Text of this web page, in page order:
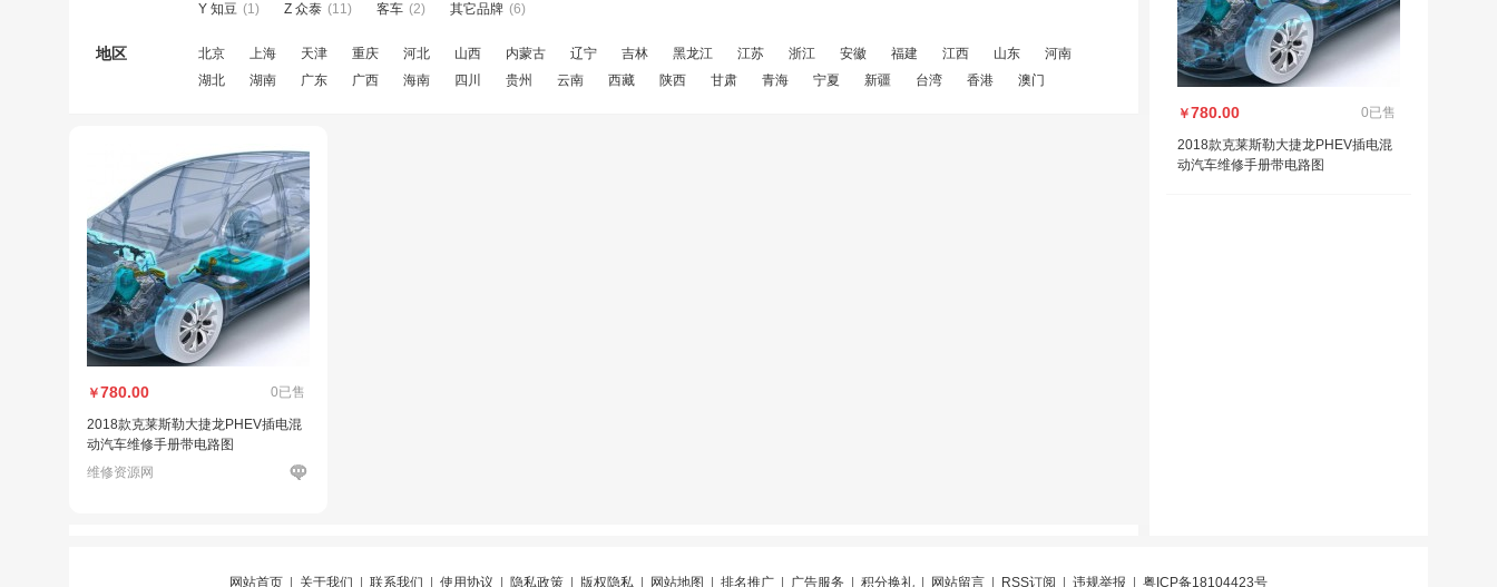
Y 知豆 (1) Z 众泰 (11) 客车 (2) 其它品牌 (6)
地区 北京 上海 天津 重庆 河北 山西 内蒙古 辽宁 吉林 黑龙江 江苏 浙江 安徽 福建 江西 山东
河南
湖北
湖南 广东 广西 海南 四川 贵州 云南 西藏 陕西 甘肃 青海 宁夏 新疆 台湾 香港 澳门
￥780.00 0已售
2018款克莱斯勒大捷龙PHEV插电混
动汽车维修手册带电路图
维修资源网
￥780.00 0已售
2018款克莱斯勒大捷龙PHEV插电混
动汽车维修手册带电路图
网站首页 关于我们 联系我们 使用协议 隐私政策 版权隐私 网站地图 排名推广 广告服务 积分换礼 网站留言 RSS订阅 违规举报 粤ICP备18104423号